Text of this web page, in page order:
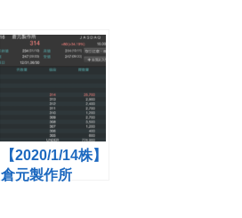
【2020/1/14株】
倉元製作所